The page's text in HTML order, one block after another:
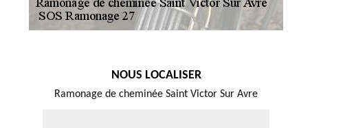
NOUS LOCALISER
Ramonage de cheminée Saint Victor Sur Avre